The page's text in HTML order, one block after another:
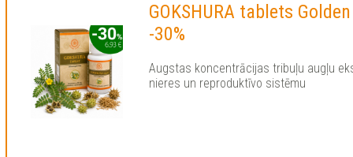
GOKSHURA tablets
-30%
Augstas koncentrācijas tribuļu augļu
nieres un reproduktīvo sistēmu